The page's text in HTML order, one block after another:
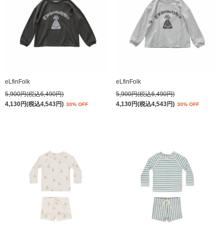
eLfinFolk
5,900円(税込6,490円)
4,130円(税込4,543円) 30% OFF
eLfinFolk
5,900円(税込6,490円)
4,130円(税込4,543円) 30% OFF